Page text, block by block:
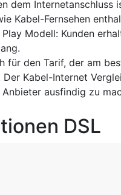
dem Internetanschluss
Kabel-Fernsehen
Modell: Kunden
für den Tarif, der am
Kabel-Internet
ausfindig zu
DSL